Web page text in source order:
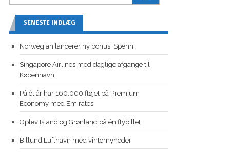
SENESTE INDLÆG
Norwegian lancerer ny bonus: Spenn
Singapore Airlines med daglige afgange til
København
På ét år har 160.000 fløjet på Premium
Economy med Emirates
Oplev Island og Grønland på én flybillet
Billund Lufthavn med vinternyheder